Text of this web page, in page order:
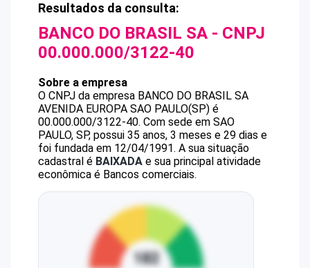
Resultados da consulta:
BANCO DO BRASIL SA - CNPJ
00.000.000/3122-40
Sobre a empresa
O CNPJ da empresa BANCO DO BRASIL SA
AVENIDA EUROPA SAO PAULO(SP) é
00.000.000/3122-40. Com sede em SAO
PAULO, SP, possui 35 anos, 3 meses e 29 dias e
foi fundada em 12/04/1991. A sua situação
cadastral é BAIXADA e sua principal atividade
econômica é Bancos comerciais.